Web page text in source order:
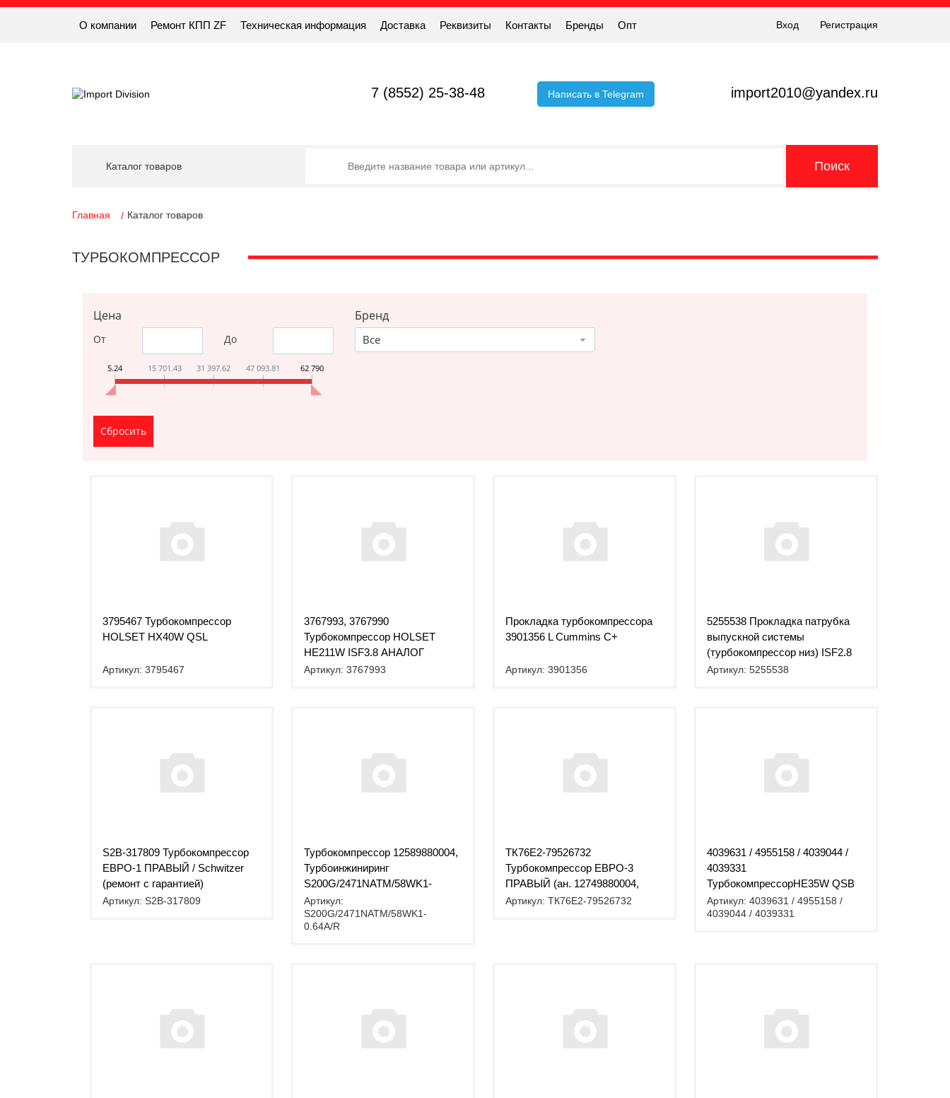
О компании Ремонт КПП ZF Техническая информация Доставка Реквизиты Контакты Бренды Опт Вход Регистрация
7 (8552) 25-38-48 Написать в Telegram import2010@yandex.ru
Каталог товаров
Главная Каталог товаров
ТУРБОКОМПРЕССОР
Цена
От До
5.24 15 701.43 31 397.62 47 093.81 62 790
Бренд
Все
3795467 Турбокомпрессор
HOLSET HX40W QSL
Артикул: 3795467
3767993, 3767990
Турбокомпрессор HOLSET
HE211W ISF3.8 АНАЛОГ
Артикул: 3767993
Прокладка турбокомпрессора
3901356 L Cummins C+
Артикул: 3901356
5255538 Прокладка патрубка
выпускной системы
(турбокомпрессор низ) ISF2.8
АНАЛОГ Cummins
Артикул: 5255538
S2B-317809 Турбокомпрессор
ЕВРО-1 ПРАВЫЙ / Schwitzer
(ремонт с гарантией)
Артикул: S2B-317809
Турбокомпрессор 12589880004,
Турбоинжиниринг
S200G/2471NATM/58WK1-
0.64A/R лев.
Артикул:
S200G/2471NATM/58WK1-
0.64A/R
ТК76Е2-79526732
Турбокомпрессор ЕВРО-3
ПРАВЫЙ (ан. 12749880004,
12749700004) / TURBO KING
Артикул: ТК76Е2-79526732
4039631 / 4955158 / 4039044 /
4039331
ТурбокомпрессорHE35W QSB
Артикул: 4039631 / 4955158 /
4039044 / 4039331